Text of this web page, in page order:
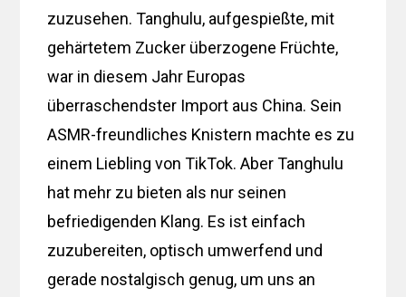
zuzusehen. Tanghulu, aufgespießte, mit
gehärtetem Zucker überzogene Früchte,
war in diesem Jahr Europas
überraschendster Import aus China. Sein
ASMR-freundliches Knistern machte es zu
einem Liebling von TikTok. Aber Tanghulu
hat mehr zu bieten als nur seinen
befriedigenden Klang. Es ist einfach
zuzubereiten, optisch umwerfend und
gerade nostalgisch genug, um uns an